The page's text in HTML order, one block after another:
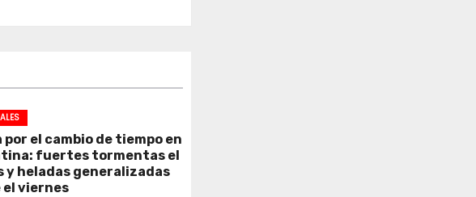
el cambio de tiempo en
fuertes tormentas el
y heladas generalizadas
el viernes